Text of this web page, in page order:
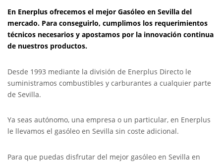
En Enerplus ofrecemos el mejor Gasóleo en Sevilla del
mercado. Para conseguirlo, cumplimos los requerimientos
técnicos necesarios y apostamos por la innovación continua
de nuestros productos.
Desde 1993 mediante la división de Enerplus Directo le
suministramos combustibles y carburantes a cualquier parte
de Sevilla.
Ya seas autónomo, una empresa o un particular, en Enerplus
le llevamos el gasóleo en Sevilla sin coste adicional.
Para que puedas disfrutar del mejor gasóleo en Sevilla en